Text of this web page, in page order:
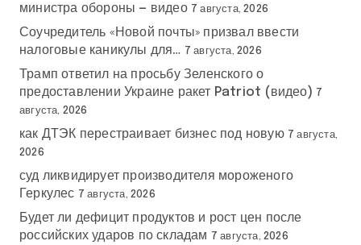
министра обороны — видео 7 августа, 2026
Соучредитель «Новой почты» призвал ввести
налоговые каникулы для… 7 августа, 2026
Трамп ответил на просьбу Зеленского о
предоставлении Украине ракет Patriot (видео) 7
августа, 2026
как ДТЭК перестраивает бизнес под новую 7 августа,
2026
суд ликвидирует производителя мороженого
Геркулес 7 августа, 2026
Будет ли дефицит продуктов и рост цен после
российских ударов по складам 7 августа, 2026